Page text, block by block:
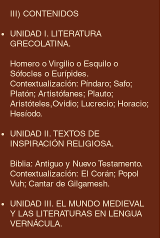
III) CONTENIDOS
UNIDAD I. LITERATURA
GRECOLATINA.
Homero o Virgilio o Esquilo o
Sófocles o Eurípides.
Contextualización: Píndaro; Safo;
Platón; Artistófanes; Plauto;
Aristóteles,Ovidio; Lucrecio; Horacio;
Hesíodo.
UNIDAD II. TEXTOS DE
INSPIRACIÓN RELIGIOSA.
Biblia: Antiguo y Nuevo Testamento.
Contextualización: El Corán; Popol
Vuh; Cantar de Gilgamesh.
UNIDAD III. EL MUNDO MEDIEVAL
Y LAS LITERATURAS EN LENGUA
VERNÁCULA.